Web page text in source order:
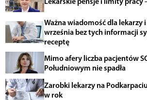
Ważna wiadomość dla lekarzy
września bez tych informacji
receptę
Mimo afery liczba pacjentów
Południowym nie spadła
Zarobki lekarzy na
w rok